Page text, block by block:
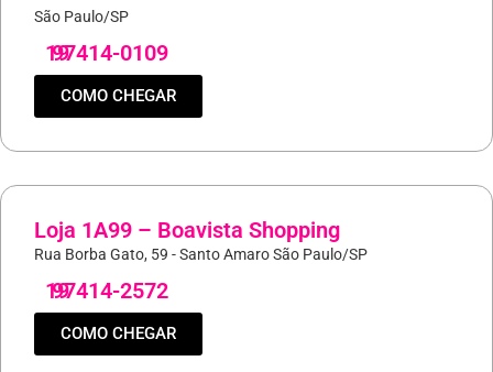
São Paulo/SP
19
97414-0109
COMO CHEGAR
Loja 1A99 – Boavista Shopping
Rua Borba Gato, 59 - Santo Amaro São Paulo/SP
19
97414-2572
COMO CHEGAR